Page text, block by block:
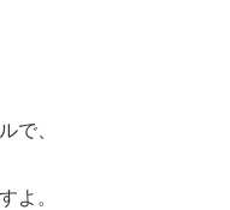
で、
よ。